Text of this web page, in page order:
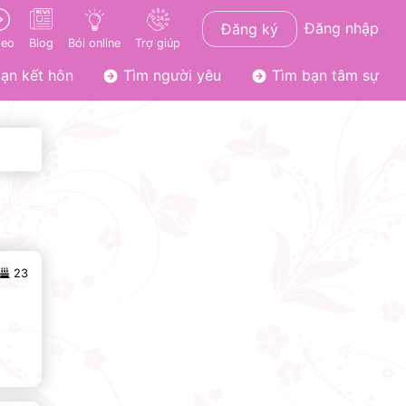
Blog Bói online Trợ giúp
Đăng ký Đăng nhập
kết hôn Tìm người yêu Tìm bạn tâm sự
23